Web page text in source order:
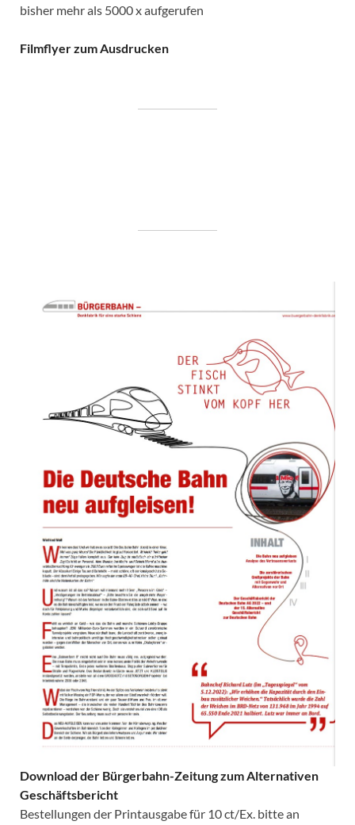
bisher mehr als 5000 x aufgerufen
Filmflyer zum Ausdrucken
Download der Bürgerbahn-Zeitung zum Alternativen
Geschäftsbericht
Bestellungen der Printausgabe für 10 ct/Ex. bitte an